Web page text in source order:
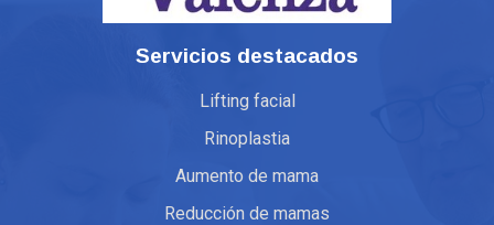
Servicios destacados
Lifting facial
Rinoplastia
Aumento de mama
Reducción de mamas